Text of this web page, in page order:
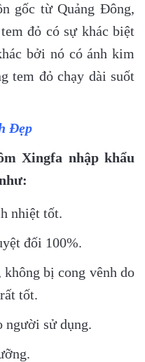
gốc từ Quảng Đông,
đỏ có sự khác biệt
bởi nó có ánh kim
tem đỏ chạy dài suốt
Đẹp
Xingfa nhập khẩu
nhiệt tốt.
đối 100%.
bị cong vênh do
tốt.
người sử dụng.